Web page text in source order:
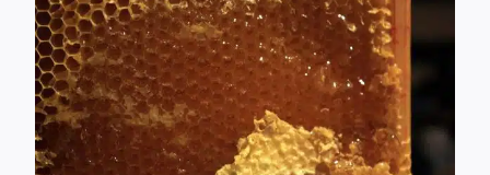
ABEILLES